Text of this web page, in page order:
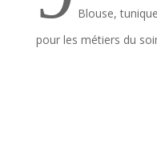
Blouse,
pour les métiers du